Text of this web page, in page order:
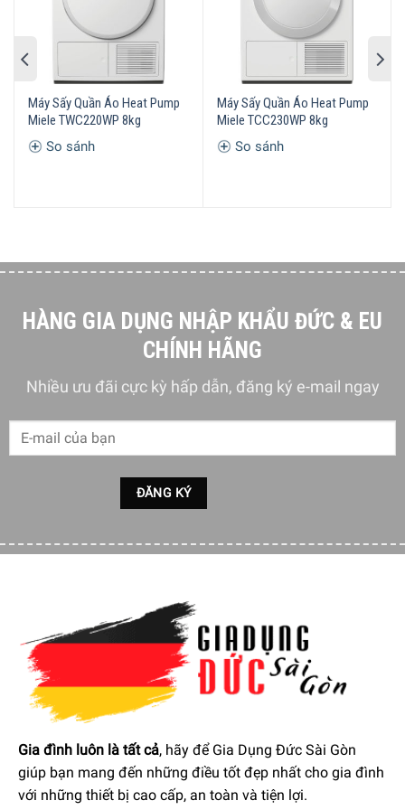
này qua năm khác.
Máy Sấy Quần Áo Heat Pump Miele TCC570WP EcoSpeed đã
được thử nghiệm trong thời gian dài phát triển sản phẩm
Trang bị hệ thống ống thoát nước ngưng tụ
Máy sấy quần áo Heat Pump Miele TCC570WP EcoSpeed
bồn rửa hoặc vào xi phông giúp bạn tiết kiệm thời gian,
giảm thiểu những rắc rối khi làm sạch bình chứa nước
ngưng tụ.
Máy Sấy Quần Áo Heat Pump
Miele TWC220WP 8kg
So sánh
Máy Sấy Quần Áo Heat Pump
Miele TCC230WP 8kg
So sánh
HÀNG GIA DỤNG NHẬP KHẨU ĐỨC & EU
CHÍNH HÃNG
Nhiều ưu đãi cực kỳ hấp dẫn, đăng ký e-mail ngay
Gia đình luôn là tất cả, hãy để Gia Dụng Đức Sài Gòn
giúp bạn mang đến những điều tốt đẹp nhất cho gia đình
với những thiết bị cao cấp, an toàn và tiện lợi.